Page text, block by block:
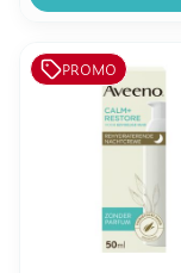
PROMO